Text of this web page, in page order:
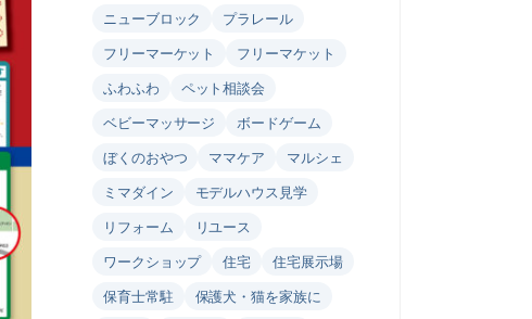
ニューブロック
プラレール
フリーマーケット
フリーマケット
ふわふわ
ペット相談会
ベビーマッサージ
ボードゲーム
ぼくのおやつ
ママケア
マルシェ
ミマダイン
モデルハウス見学
リフォーム
リユース
ワークショップ
住宅
住宅展示場
保育士常駐
保護犬・猫を家族に